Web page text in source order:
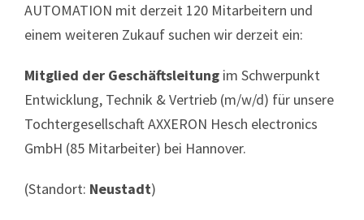
AUTOMATION mit derzeit 120 Mitarbeitern und
einem weiteren Zukauf suchen wir derzeit ein:
Mitglied der Geschäftsleitung im Schwerpunkt
Entwicklung, Technik &Vertrieb (m/w/d) für unsere
Tochtergesellschaft AXXERON Hesch electronics
GmbH (85 Mitarbeiter) bei Hannover.
(Standort: Neustadt)